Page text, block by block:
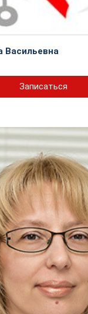
Васильевна
Записаться